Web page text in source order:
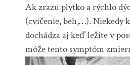
Ak zrazu plytko a rýchlo
(cvičenie, beh,…). Niekedy
dochádza aj keď ležíte v
môže tento symptóm